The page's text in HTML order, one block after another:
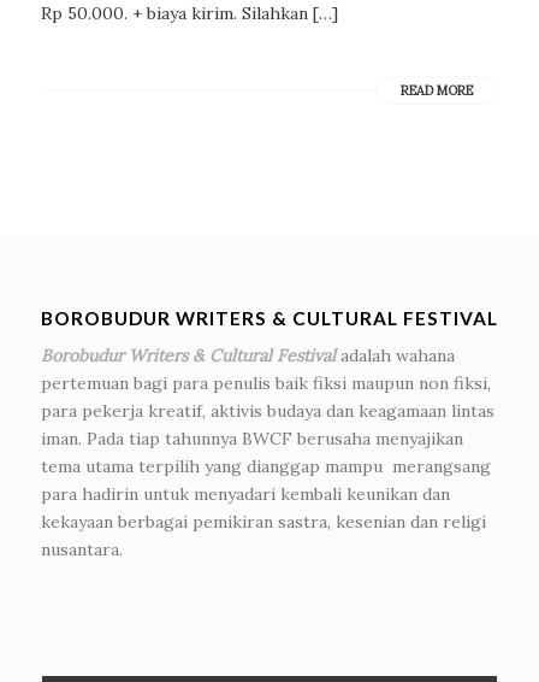
Rp 50.000. + biaya kirim. Silahkan […]
READ MORE
BOROBUDUR WRITERS & CULTURAL FESTIVAL
Borobudur Writers & Cultural Festivaladalah wahana
pertemuan bagi para penulis baik fiksi maupun non fiksi,
para pekerja kreatif, aktivis budaya dan keagamaan lintas
iman. Pada tiap tahunnya BWCF berusaha menyajikan
tema utama terpilih yang dianggap mampu merangsang
para hadirin untuk menyadari kembali keunikan dan
kekayaan berbagai pemikiran sastra, kesenian dan religi
nusantara.